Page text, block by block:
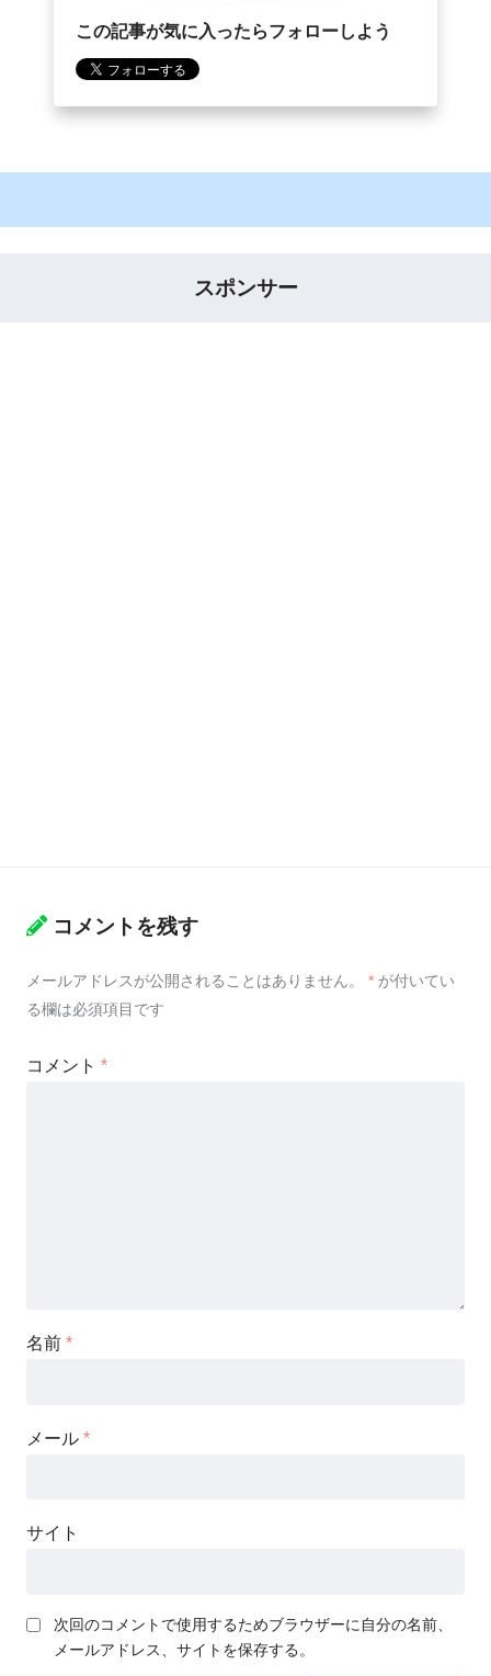
この記事が気に入ったらフォローしよう
スポンサー
コメントを残す
メールアドレスが公開されることはありません。 * が付いてい
る欄は必須項目です
コメント *
名前 *
メール *
サイト
次回のコメントで使用するためブラウザーに自分の名前、
メールアドレス、サイトを保存する。